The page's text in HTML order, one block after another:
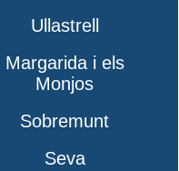
Ullastrell
Margarida i els
Monjos
Sobremunt
Seva